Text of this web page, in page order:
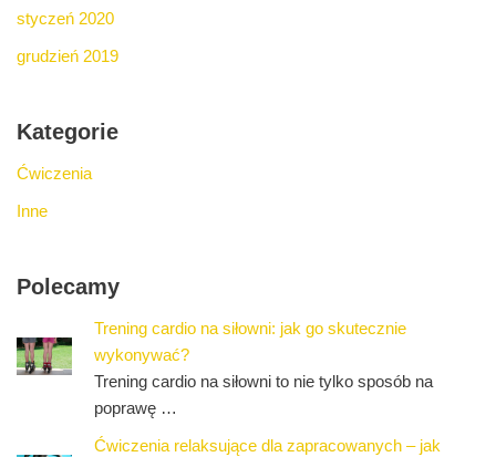
styczeń 2020
grudzień 2019
Kategorie
Ćwiczenia
Inne
Polecamy
Trening cardio na siłowni: jak go skutecznie
wykonywać?
Trening cardio na siłowni to nie tylko sposób na
poprawę …
Ćwiczenia relaksujące dla zapracowanych – jak